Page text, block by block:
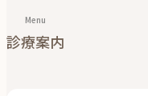
Menu
診療案内